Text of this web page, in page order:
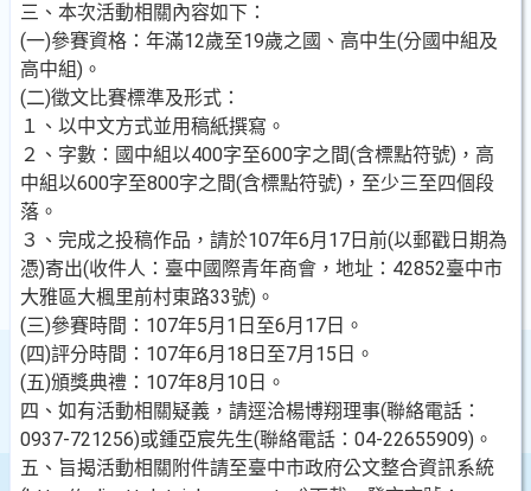
三、本次活動相關內容如下：
(一)參賽資格：年滿12歲至19歲之國、高中生(分國中組及
高中組)。
(二)徵文比賽標準及形式：
１、以中文方式並用稿紙撰寫。
２、字數：國中組以400字至600字之間(含標點符號)，高
中組以600字至800字之間(含標點符號)，至少三至四個段
落。
３、完成之投稿作品，請於107年6月17日前(以郵戳日期為
憑)寄出(收件人：臺中國際青年商會，地址：42852臺中市
大雅區大楓里前村東路33號)。
(三)參賽時間：107年5月1日至6月17日。
(四)評分時間：107年6月18日至7月15日。
(五)頒獎典禮：107年8月10日。
四、如有活動相關疑義，請逕洽楊博翔理事(聯絡電話：
0937-721256)或鍾亞宸先生(聯絡電話：04-22655909)。
五、旨揭活動相關附件請至臺中市政府公文整合資訊系統